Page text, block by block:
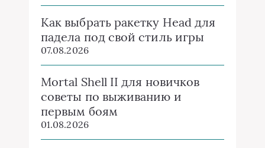
Как выбрать ракетку Head для
падела под свой стиль игры
07.08.2026
Mortal Shell II для новичков
советы по выживанию и
первым боям
01.08.2026